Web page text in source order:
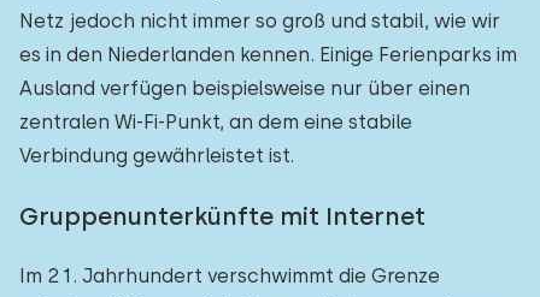
Netz jedoch nicht immer so groß und stabil, wie wir
es in den Niederlanden kennen. Einige Ferienparks im
Ausland verfügen beispielsweise nur über einen
zentralen Wi-Fi-Punkt, an dem eine stabile
Verbindung gewährleistet ist.
Gruppenunterkünfte mit Internet
Im 21. Jahrhundert verschwimmt die Grenze